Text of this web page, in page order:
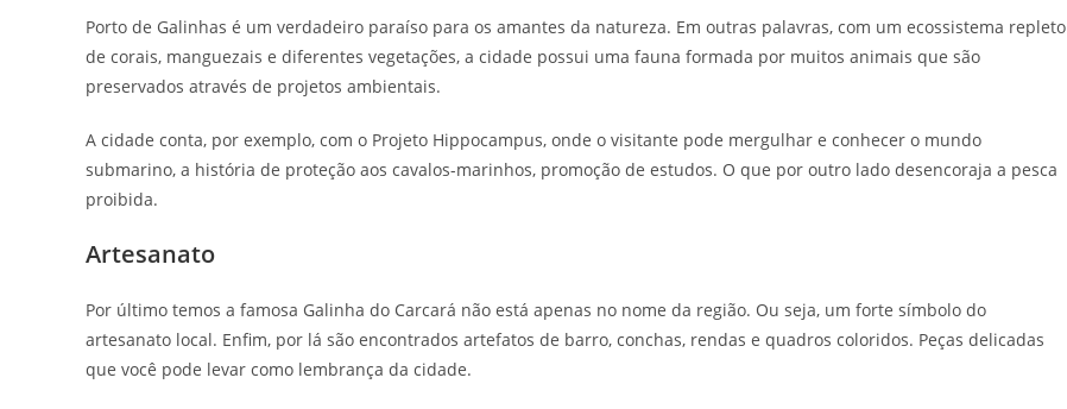
Porto de Galinhas é um verdadeiro paraíso para os amantes da natureza. Em outras palavras, com um ecossistema repleto
de corais, manguezais e diferentes vegetações, a cidade possui uma fauna formada por muitos animais que são
preservados através de projetos ambientais.
A cidade conta, por exemplo, com o Projeto Hippocampus, onde o visitante pode mergulhar e conhecer o mundo
submarino, a história de proteção aos cavalos-marinhos, promoção de estudos. O que por outro lado desencoraja a pesca
proibida.
Artesanato
Por último temos a famosa Galinha do Carcará não está apenas no nome da região. Ou seja, um forte símbolo do
artesanato local. Enfim, por lá são encontrados artefatos de barro, conchas, rendas e quadros coloridos. Peças delicadas
que você pode levar como lembrança da cidade.